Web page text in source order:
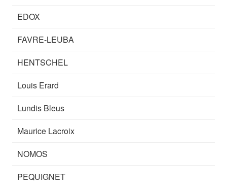
EDOX
FAVRE-LEUBA
HENTSCHEL
Louis Erard
Lundis Bleus
Maurice Lacroix
NOMOS
PEQUIGNET